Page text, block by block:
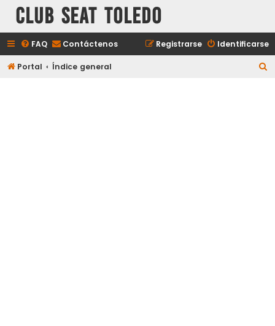
Club Seat Toledo
FAQ Contáctenos Identificarse
Registrarse
Portal Índice general